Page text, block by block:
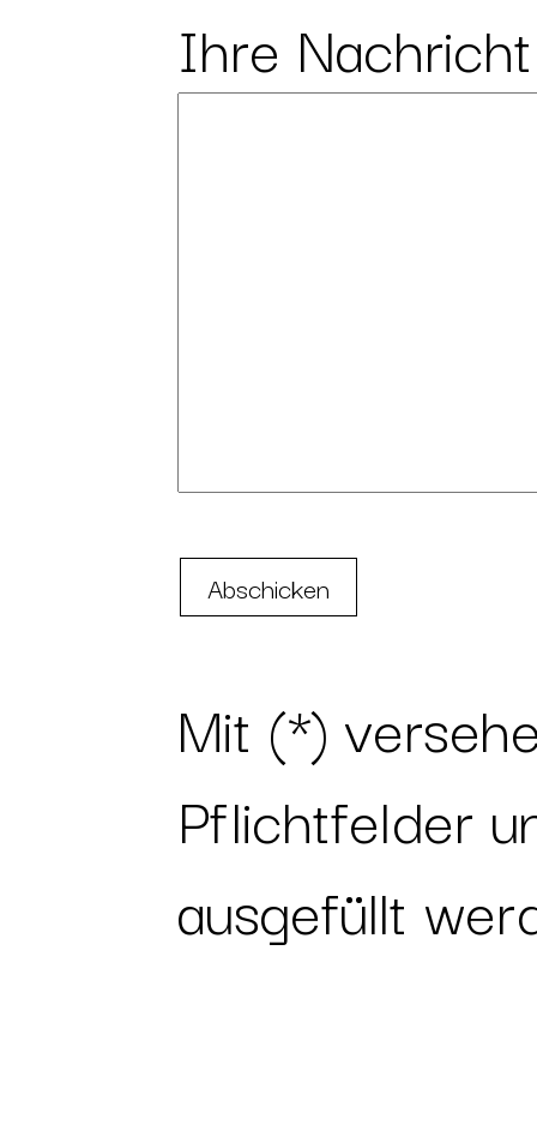
Ihre Nachricht
Mit (*)
Pflichtfelder
ausgefüllt